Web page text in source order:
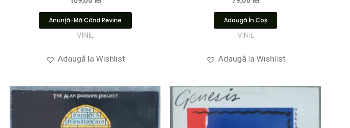
Anunță-Mă Când Revine
VINIL
Adaugă la Wishlist
Adaugă În Coș
VINIL
Adaugă la Wishlist